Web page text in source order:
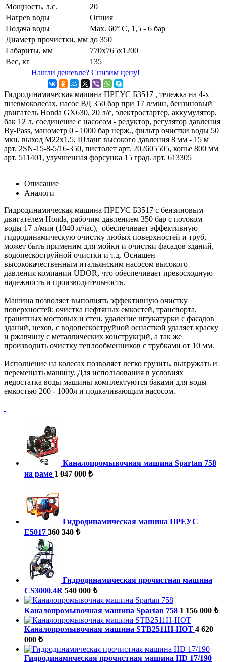
Мощность, л.с.
20
Нагрев воды
Опция
Подача воды
Max. 60° С, 1,5 - 6 бар
Диаметр прочистки, мм до 350
Габариты, мм
770х765х1200
Вес, кг
135
Нашли дешевле? Снизим цену!
Гидродинамическая машина ПРЕУС Б3517 , тележка на 4-х
пневмоколесах, насос ВД 350 бар при 17 л/мин, бензиновый
двигатель Honda GX630, 20 л/с, электростартер, аккумулятор,
бак 12 л, соединение с насосом - редуктор, регулятор давления
By-Pass, манометр 0 - 1000 бар нерж., фильтр очистки воды 50
мкн, выход М22х1,5, Шланг высокого давления 8 мм - 15 м
арт. 2SN-15-8-5/16-350, пистолет арт. 202605505, копье 800 мм
арт. 511401, улучшенная форсунка 15 град. арт. 613305
Описание
Аналоги
Гидродинамическая машина ПРЕУС Б3517 с бензиновым
двигателем Honda, рабочим давлением 350 бар с потоком
воды 17 л/мин (1040 л/час), обеспечивает эффективную
гидродинамическую очистку любых поверхностей и труб,
может быть применим для мойки и очистки фасадов зданий,
водопескоструйной очистки и т.д. Оснащен
высококачественным итальянским насосом высокого
давления компании UDOR, что обеспечивает превосходную
надежность и производительность.
Машина позволяет выполнять эффективную очистку
поверхностей: очистка нефтяных емкостей, транспорта,
гранитных мостовых и стен, удаление штукатурки с фасадов
зданий, цехов, с водопескоструйной оснасткой удаляет краску
и ржавчину с металлических конструкций, а так же
производить очистку теплообменников с трубками от 10 мм.
Исполнение на колесах позволяет легко грузить, выгружать и
перемещать машину. Для использования в условиях
недостатка воды машины комплектуются баками для воды
емкостью 200 - 1000л и подкачивающим насосом.
Каналопромывочная машина Spartan 758
на раме 1 047 000 ₺
Гидродинамическая машина ПРЕУС
Е5017 360 340 ₺
Гидродинамическая прочистная машина
CS3000.4R 540 000 ₺
Каналопромывочная машина Spartan 758 1 156 000 ₺
Каналопромывочная машина STB2511H-HOT 4 620
000 ₺
Гидродинамическая прочистная машина HD 17/190